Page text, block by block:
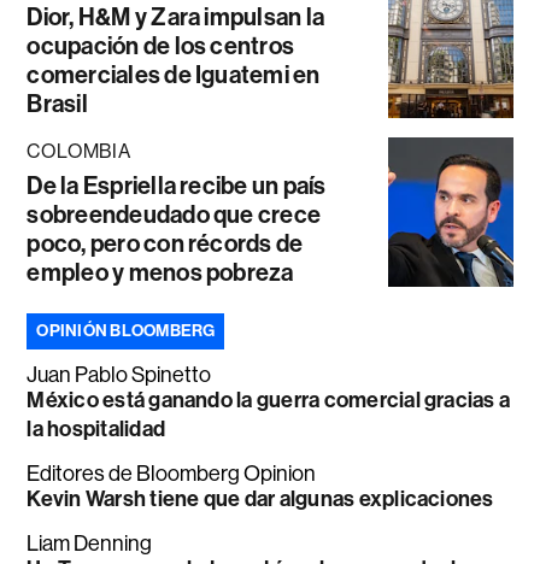
Dior, H&M y Zara impulsan la
ocupación de los centros
comerciales de Iguatemi en
Brasil
COLOMBIA
De la Espriella recibe un país
sobreendeudado que crece
poco, pero con récords de
empleo y menos pobreza
OPINIÓN BLOOMBERG
Juan Pablo Spinetto
México está ganando la guerra comercial gracias a
la hospitalidad
Editores de Bloomberg Opinion
Kevin Warsh tiene que dar algunas explicaciones
Liam Denning